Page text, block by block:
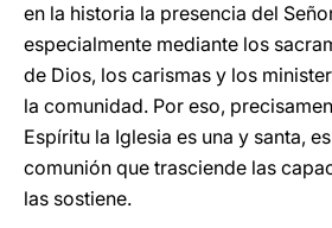
en la historia la presencia del
especialmente mediante los
de Dios, los carismas y los
la comunidad. Por eso,
Espíritu la Iglesia es una y santa,
comunión que trasciende las
las sostiene.